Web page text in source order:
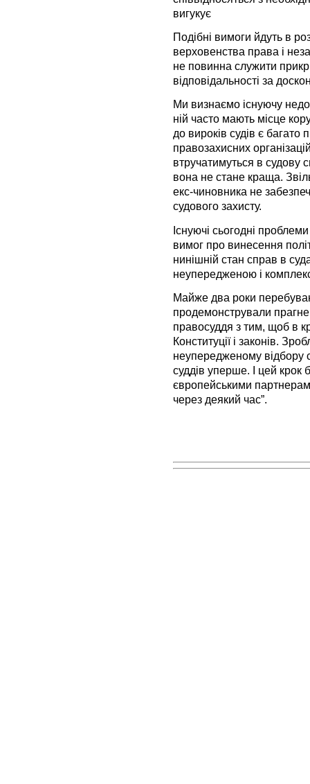
вигукує
Подібні вимоги йдуть в
верховенства права і
не повинна служити
відповідальності за
Ми визнаємо існуючу
ній часто мають місце
до вироків судів є
правозахисних
втручатимуться в судову
вона не стане краща.
екс-чиновника не
судового захисту.
Існуючі сьогодні
вимог про винесення
нинішній стан справ в
неупередженою і
Майже два роки
продемонстрували
правосуддя з тим, щоб в
Конституції і законів.
неупередженому відбору
суддів уперше. І цей
європейськими
через деякий час”.